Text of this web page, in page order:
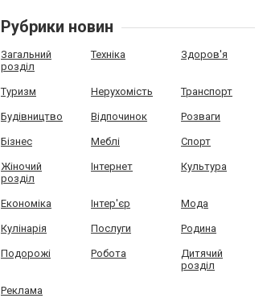
Рубрики новин
Загальний
розділ
Техніка Здоров'я
Туризм Нерухомість Транспорт
Будівництво Відпочинок Розваги
Бізнес Меблі Спорт
Жіночий
розділ
Інтернет Культура
Економіка Інтер'єр Мода
Кулінарія Послуги Родина
Подорожі Робота
Дитячий
розділ
Реклама